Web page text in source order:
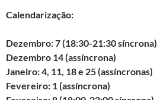
Calendarização:
Dezembro: 7 (18:30-21:30 síncrona)
Dezembro 14 (assíncrona)
Janeiro: 4, 11, 18 e 25 (assíncronas)
Fevereiro: 1 (assíncrona)